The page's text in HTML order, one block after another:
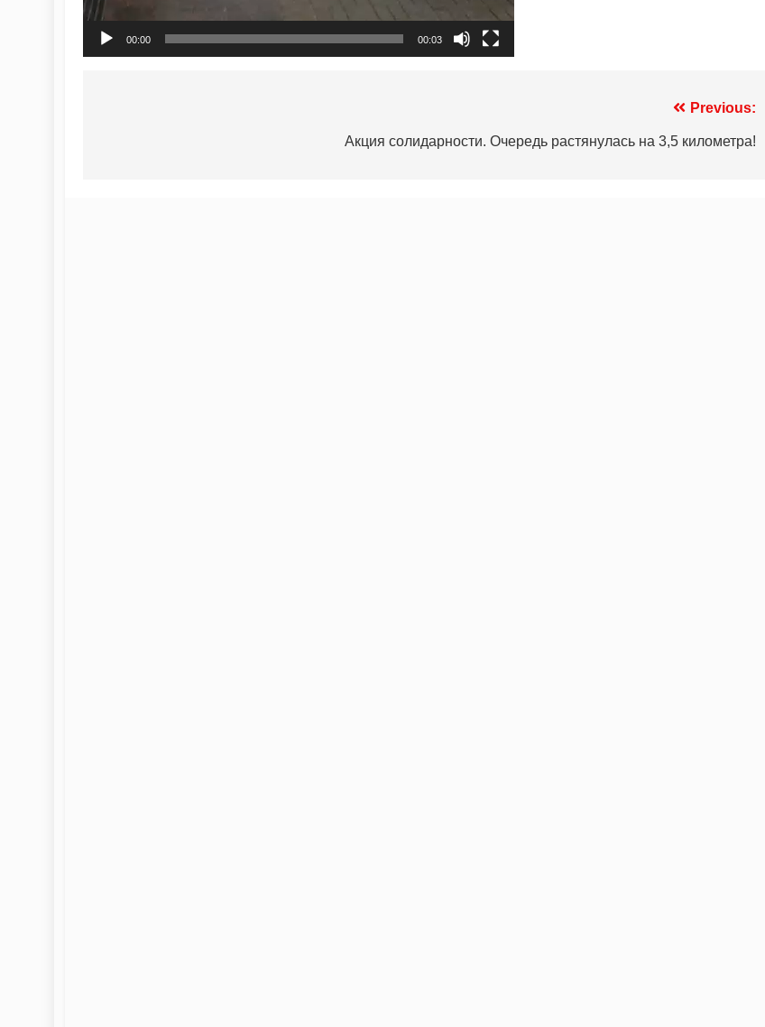
00:00 00:03
Previous:
Акция солидарности. Очередь растянулась на 3,5 километра!